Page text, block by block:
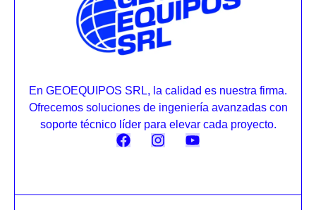
En GEOEQUIPOS SRL, la calidad es nuestra firma.
Ofrecemos soluciones de ingeniería avanzadas con
soporte técnico líder para elevar cada proyecto.